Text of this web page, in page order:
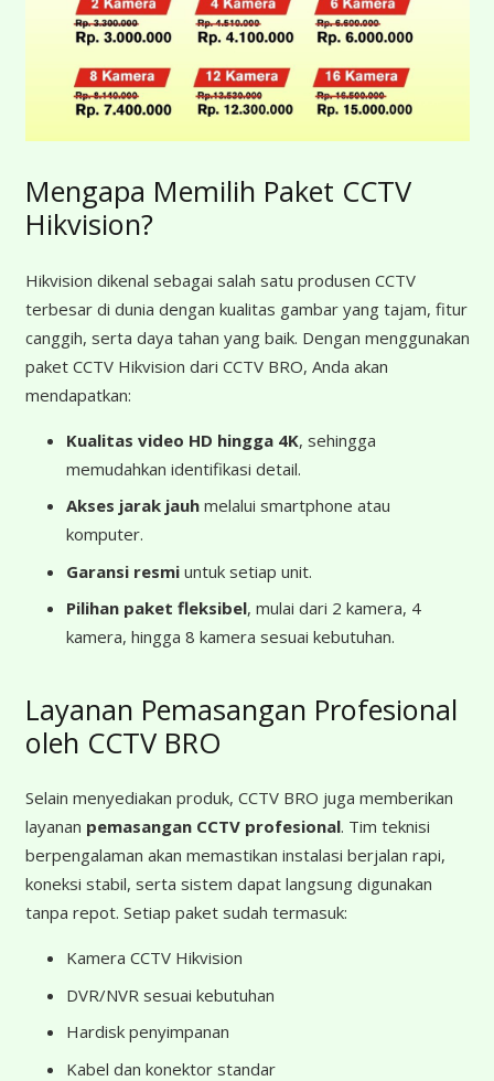
Mengapa Memilih Paket CCTV
Hikvision?
Hikvision dikenal sebagai salah satu produsen CCTV
terbesar di dunia dengan kualitas gambar yang tajam, fitur
canggih, serta daya tahan yang baik. Dengan menggunakan
paket CCTV Hikvision dari CCTV BRO, Anda akan
mendapatkan:
Kualitas video HD hingga 4K, sehingga
memudahkan identifikasi detail.
Akses jarak jauh melalui smartphone atau
komputer.
Garansi resmi untuk setiap unit.
Pilihan paket fleksibel, mulai dari 2 kamera, 4
kamera, hingga 8 kamera sesuai kebutuhan.
Layanan Pemasangan Profesional
oleh CCTV BRO
Selain menyediakan produk, CCTV BRO juga memberikan
layanan pemasangan CCTV profesional. Tim teknisi
berpengalaman akan memastikan instalasi berjalan rapi,
koneksi stabil, serta sistem dapat langsung digunakan
tanpa repot. Setiap paket sudah termasuk:
Kamera CCTV Hikvision
DVR/NVR sesuai kebutuhan
Hardisk penyimpanan
Kabel dan konektor standar